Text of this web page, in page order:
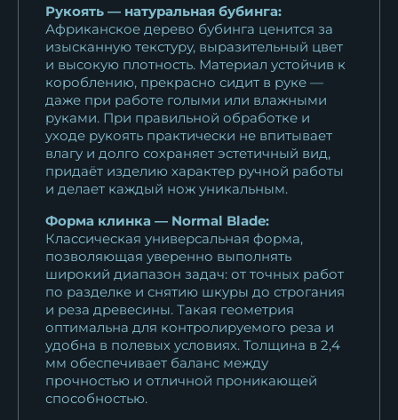
Рукоять — натуральная бубинга:
Африканское дерево бубинга ценится за
изысканную текстуру, выразительный цвет
и высокую плотность. Материал устойчив к
короблению, прекрасно сидит в руке —
даже при работе голыми или влажными
руками. При правильной обработке и
уходе рукоять практически не впитывает
влагу и долго сохраняет эстетичный вид,
придаёт изделию характер ручной работы
и делает каждый нож уникальным.
Форма клинка — Normal Blade:
Классическая универсальная форма,
позволяющая уверенно выполнять
широкий диапазон задач: от точных работ
по разделке и снятию шкуры до строгания
и реза древесины. Такая геометрия
оптимальна для контролируемого реза и
удобна в полевых условиях. Толщина в 2,4
мм обеспечивает баланс между
прочностью и отличной проникающей
способностью.